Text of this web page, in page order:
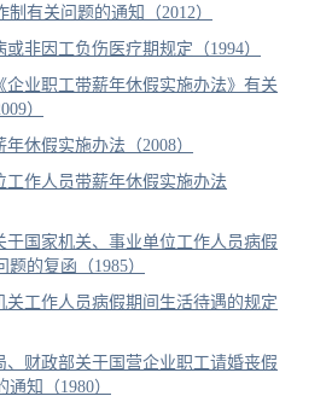
有关问题的通知（2012）
非因工负伤医疗期规定（1994）
企业职工带薪年休假实施办法》有关
）
休假实施办法（2008）
工作人员带薪年休假实施办法
于国家机关、事业单位工作人员病假
的复函（1985）
关工作人员病假期间生活待遇的规定
、财政部关于国营企业职工请婚丧假
知（1980）